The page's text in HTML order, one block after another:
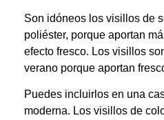
Son idóneos los visillos de
poliéster, porque aportan
efecto fresco. Los visillos
verano porque aportan
Puedes incluirlos en una
moderna. Los visillos de